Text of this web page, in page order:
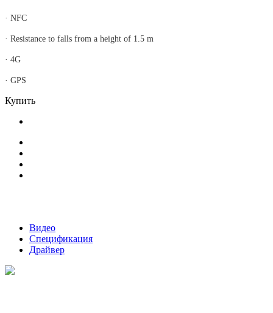
· NFC
· Resistance to falls from a height of 1.5 m
· 4G
· GPS
Купить
Видео
Спецификация
Драйвер